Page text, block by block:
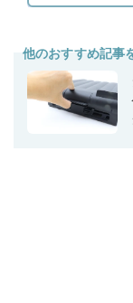
他のおすすめ記事